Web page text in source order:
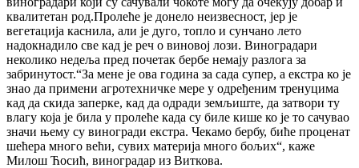
квалитетан род.Пролеће је донело неизвесност, јер је
вегетација каснила, али је дуго, топло и сунчано лето
надокнадило све кад је реч о виновој лози. Виноградари
неколико недеља пред почетак бербе немају разлога за
забринутост.“За мене је ова година за сада супер, а екстра ко је
знао да примени агротехничке мере у одређеним тренуцима
кад да скида заперке, кад да одради земљиште, да затвори ту
влагу која је била у пролеће када су биле кише ко је то сачувао
значи њему су виногради екстра. Чекамо бербу, биће проценат
шећера много већи, сувих материја много бољих“, каже
Милош Ћосић, виноградар из Виткова.